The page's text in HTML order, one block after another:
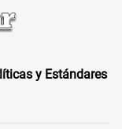
y Estándares